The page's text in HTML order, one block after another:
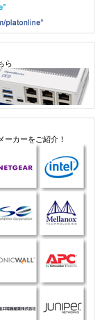
ら
ーカーをご紹介！